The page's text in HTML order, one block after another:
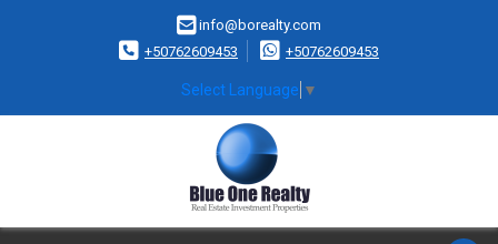
info@borealty.com
+50762609453
+50762609453
Select Language ▼